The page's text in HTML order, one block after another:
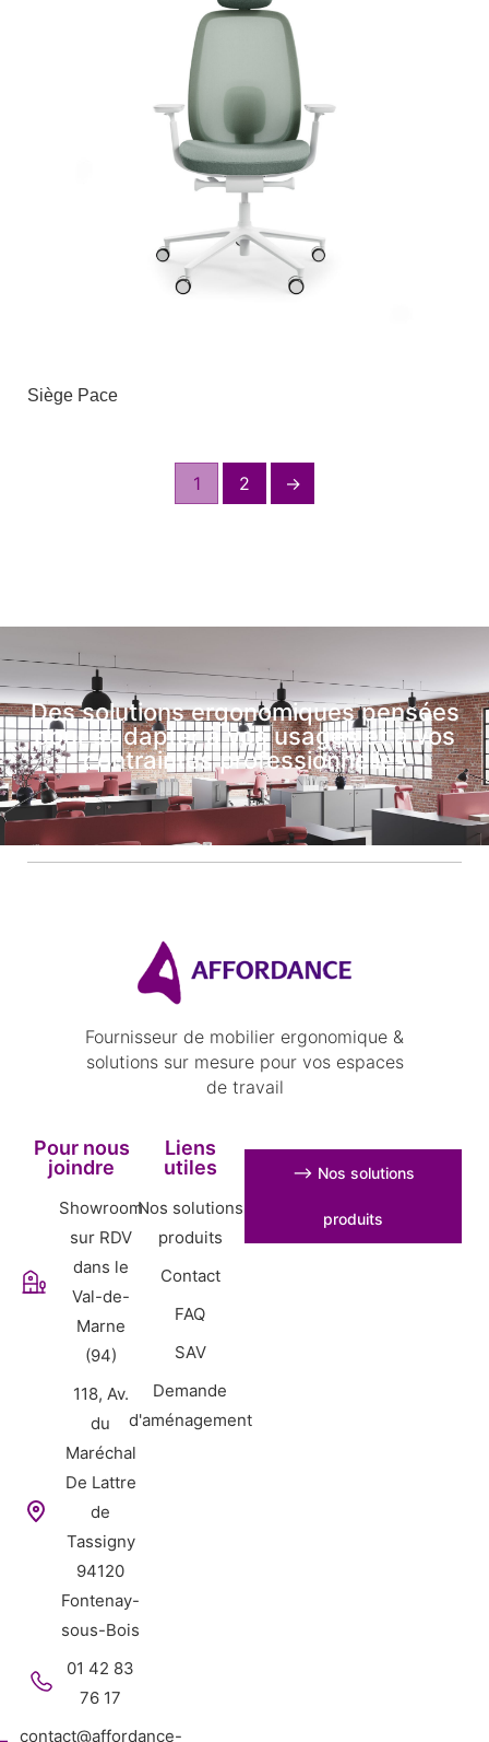
Siège Pace
1 2 →
Des solutions ergonomiques pensées
pour s’adapter à vos usages et à vos
contraintes professionnelles
Fournisseur de mobilier ergonomique &
solutions sur mesure pour vos espaces
de travail
Pour nous
joindre
Showroom
sur RDV
dans le
Val-de-
Marne
(94)
118, Av.
du
Maréchal
De Lattre
de
Tassigny
94120
Fontenay-
sous-Bois
01 42 83
76 17
contact@affordance-
Liens
utiles
Nos solutions
produits
Contact
FAQ
SAV
Demande
d'aménagement
⟶ Nos solutions
produits